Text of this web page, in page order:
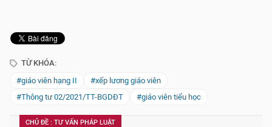
TỪ KHÓA:
#giáo viên hạng II
#xếp lương giáo viên
#Thông tư 02/2021/TT-BGDĐT
#giáo viên tiểu học
CHỦ ĐỀ : TƯ VẤN PHÁP LUẬT